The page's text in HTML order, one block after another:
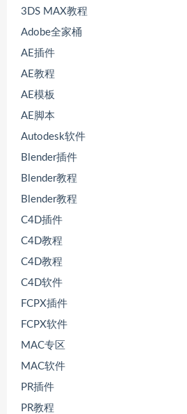
3DS MAX教程
Adobe全家桶
AE插件
AE教程
AE模板
AE脚本
Autodesk软件
Blender插件
Blender教程
Blender教程
C4D插件
C4D教程
C4D教程
C4D软件
FCPX插件
FCPX软件
MAC专区
MAC软件
PR插件
PR教程